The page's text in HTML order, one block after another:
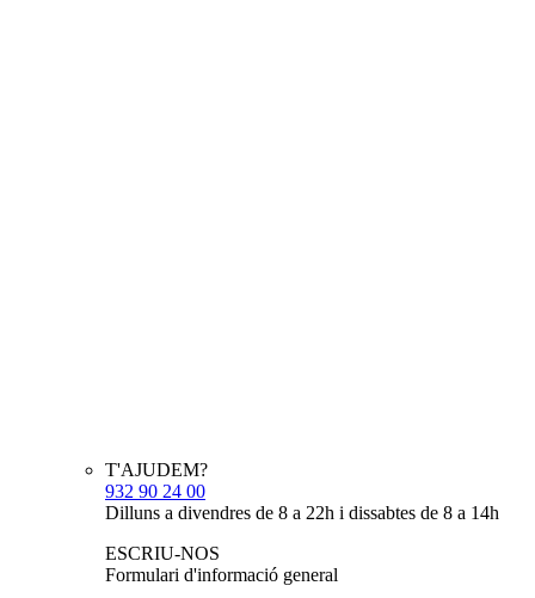
T'AJUDEM?
932 90 24 00
Dilluns a divendres de 8 a 22h i dissabtes de 8 a 14h
ESCRIU-NOS
Formulari d'informació general